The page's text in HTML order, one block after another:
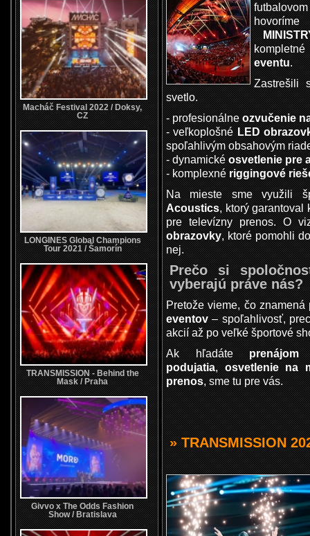
Macháč Festival 2022 / Doksy,
CZ
LONGINES Global Champions
Tour 2021 / Šamorín
TRANSMISSION - Behind the
Mask / Praha
Givvo x The Odds Fashion
Show / Bratislava
eventu.
Zastrešili
svetlo.
- profesionálneozvučenie
- veľkoplošnéLED
spoľahlivým obsahovým
- dynamickéosvetlenie pre
- komplexnériggingové
Na mieste sme využili
Acoustics, ktorý garantoval
pre televízny prenos. O
obrazovky, ktoré pomohli
nej.
Prečo si
vyberajú práve nás?
Pretože vieme, čo znamená
eventov– spoľahlivosť,
akcií až po veľké športové
Ak hľadáte
podujatia,osvetlenie na
prenos, sme tu pre vás.
» TRANSMISSION